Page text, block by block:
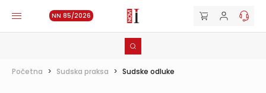
NN 85/2026
Početna > Sudska praksa > Sudske odluke